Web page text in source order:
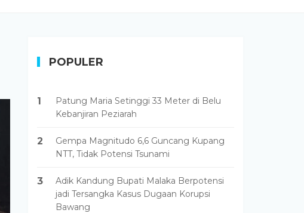
POPULER
1
Patung Maria Setinggi 33 Meter di Belu
Kebanjiran Peziarah
2
Gempa Magnitudo 6,6 Guncang Kupang
NTT, Tidak Potensi Tsunami
3
Adik Kandung Bupati Malaka Berpotensi
jadi Tersangka Kasus Dugaan Korupsi
Bawang